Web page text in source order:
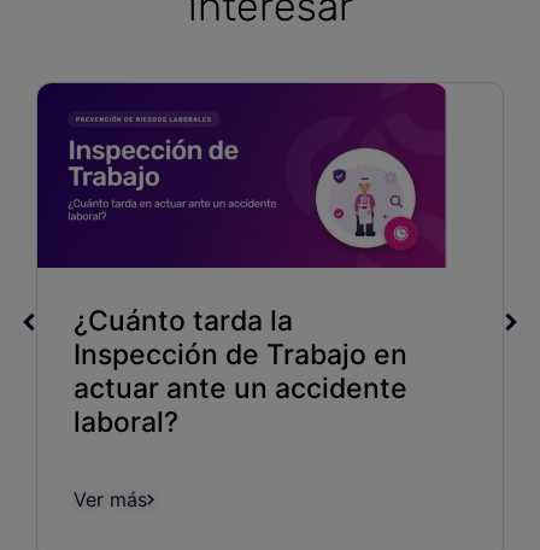
¿Cuánto tarda la
Inspección de Trabajo en
actuar ante un accidente
laboral?
Ver más